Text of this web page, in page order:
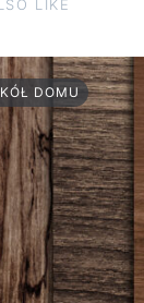
LIKE
DOMU